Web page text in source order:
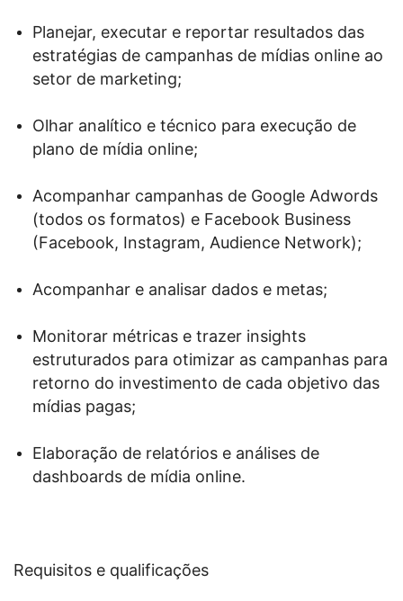
Planejar, executar e reportar resultados das
estratégias de campanhas de mídias online ao
setor de marketing;
Olhar analítico e técnico para execução de
plano de mídia online;
Acompanhar campanhas de Google Adwords
(todos os formatos) e Facebook Business
(Facebook, Instagram, Audience Network);
Acompanhar e analisar dados e metas;
Monitorar métricas e trazer insights
estruturados para otimizar as campanhas para
retorno do investimento de cada objetivo das
mídias pagas;
Elaboração de relatórios e análises de
dashboards de mídia online.
Requisitos e qualificações